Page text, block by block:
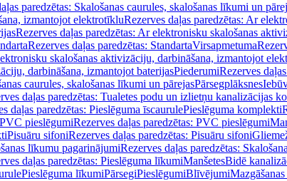
paredzētas: Skalošanas caurules, skalošanas līkumi un
izmantojot elektrotīkluRezerves daļas paredzētas: Ar
Rezerves daļas paredzētas: Ar elektronisku skalošanas
Rezerves daļas paredzētas: StandartaVirsapmetuma
skalošanas aktivizāciju, darbināšana, izmantojot
darbināšana, izmantojot baterijasPiederumiRezerves
caurules, skalošanas līkumi un pārejasPārsegplāksnes
daļas paredzētas: Tualetes podu un izlietņu kanalizācijas
daļas paredzētas: Pieslēguma īscaurulePieslēguma komplekti
PVC pieslēgumiRezerves daļas paredzētas: PVC pieslēgumi
Pisuāru sifoniRezerves daļas paredzētas: Pisuāru sifoni
līkumu pagarinājumiRezerves daļas paredzētas:
daļas paredzētas: Pieslēguma līkumiManšetesBidē
Pieslēguma līkumiPārsegiPieslēgumiBlīvējumi